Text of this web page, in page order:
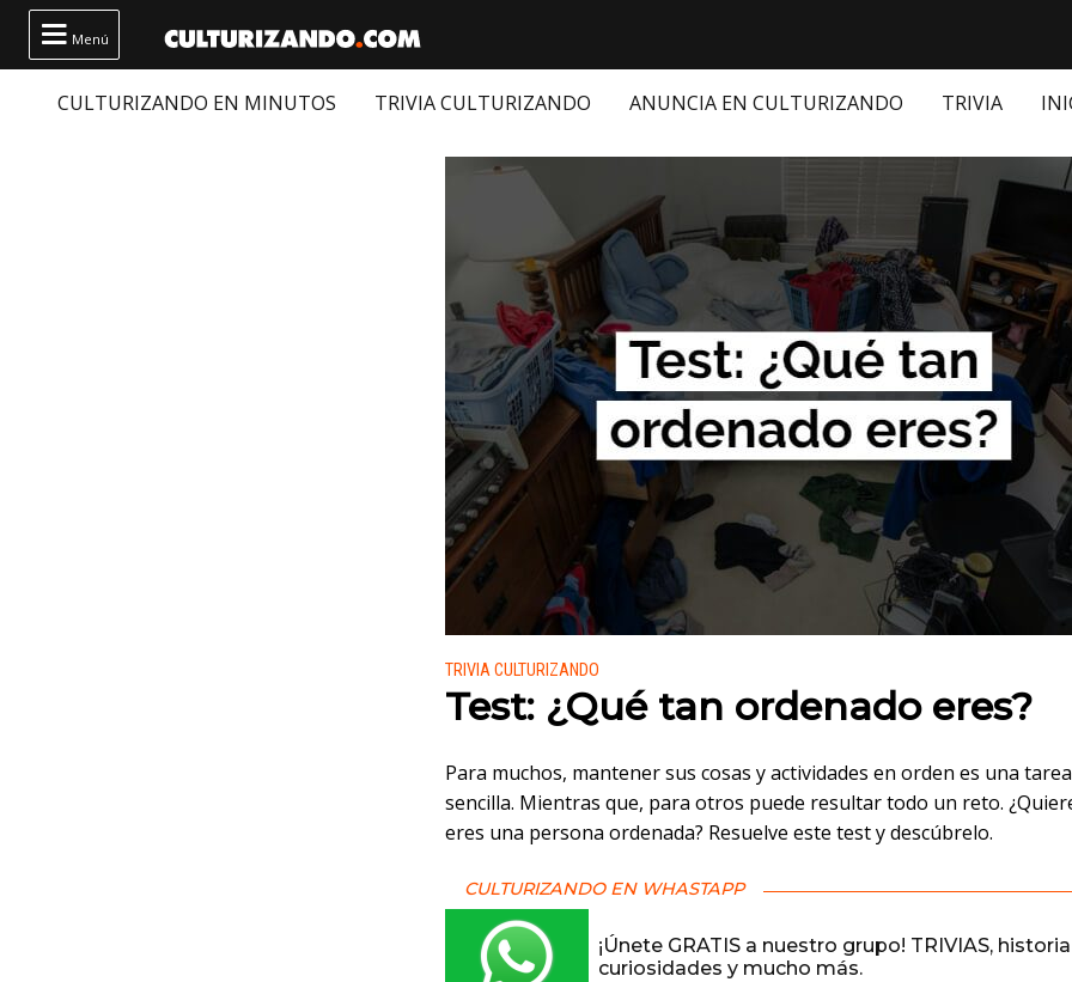
 Menú
CULTURIZANDO EN MINUTOS TRIVIA CULTURIZANDO ANUNCIA EN CULTURIZANDO TRIVIA
Publicado en:
TRIVIA CULTURIZANDO
Test: ¿Qué tan ordenado eres?
Para muchos, mantener sus cosas y actividades en orden es una
sencilla. Mientras que, para otros puede resultar todo un reto.
eres una persona ordenada? Resuelve este test y descúbrelo.
CULTURIZANDO EN WHASTAPP
¡Únete GRATIS a nuestro grupo! TRIVIAS,
curiosidades y mucho más.